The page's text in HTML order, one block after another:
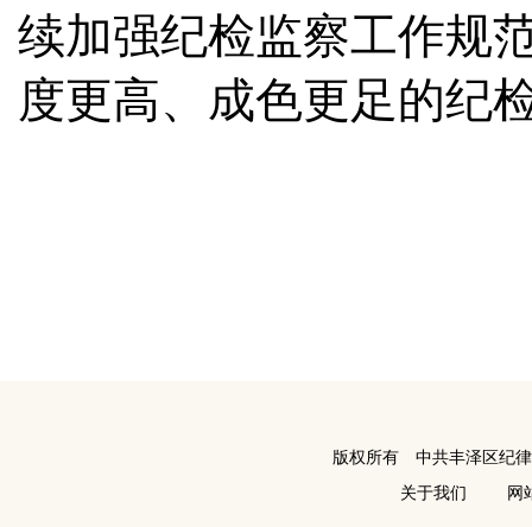
续加强纪检监察工作规
度更高、成色更足的纪
版权所有 中共丰泽区纪
关于我们
网